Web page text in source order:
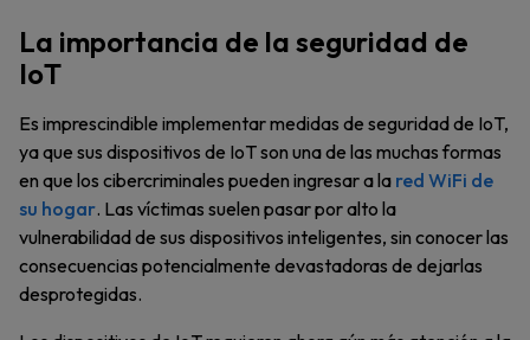
La importancia de la seguridad de
IoT
Es imprescindible implementar medidas de seguridad de IoT,
ya que sus dispositivos de IoT son una de las muchas formas
en que los cibercriminales pueden ingresar a la red WiFi de
su hogar. Las víctimas suelen pasar por alto la
vulnerabilidad de sus dispositivos inteligentes, sin conocer las
consecuencias potencialmente devastadoras de dejarlas
desprotegidas.